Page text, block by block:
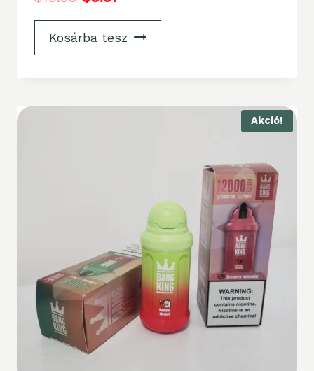
Kosárba tesz
Akció!